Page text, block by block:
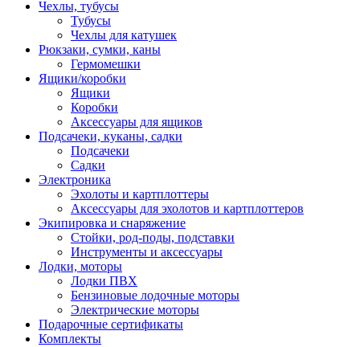
Чехлы, тубусы
Тубусы
Чехлы для катушек
Рюкзаки, сумки, каны
Гермомешки
Ящики/коробки
Ящики
Коробки
Аксессуары для ящиков
Подсачеки, куканы, садки
Подсачеки
Садки
Электроника
Эхолоты и картплоттеры
Аксессуары для эхолотов и картплоттеров
Экипировка и снаряжение
Стойки, род-поды, подставки
Инструменты и аксессуары
Лодки, моторы
Лодки ПВХ
Бензиновые лодочные моторы
Электрические моторы
Подарочные сертификаты
Комплекты